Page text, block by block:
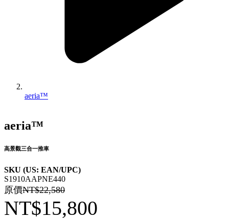
aeria™
aeria™
高景觀三合一推車
SKU (US: EAN/UPC)
S1910AAPNE440
原價NT$22,580
NT$15,800